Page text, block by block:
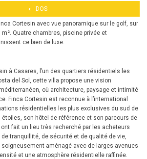
DOS
Cortesin avec vue panoramique sur le golf, sur
Quatre chambres, piscine privée et
ce bien de luxe.
à Casares, l’un des quartiers résidentiels les
del Sol, cette villa propose une vision
où architecture, paysage et intimité
Finca Cortesin est reconnue à l’international
résidentielles les plus exclusives du sud de
étoiles, son hôtel de référence et son parcours de
fait un lieu très recherché par les acheteurs
tranquillité, de sécurité et de qualité de vie,
aménagé avec de larges avenues
et une atmosphère résidentielle raffinée.